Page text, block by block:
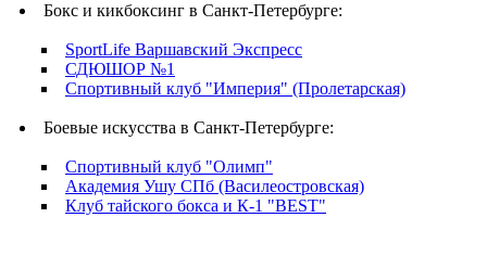
Бокс и кикбоксинг в Санкт-Петербурге:
SportLife Варшавский Экспресс
СДЮШОР №1
Спортивный клуб "Империя" (Пролетарская)
Боевые искусства в Санкт-Петербурге:
Спортивный клуб "Олимп"
Академия Ушу СПб (Василеостровская)
Клуб тайского бокса и К-1 "BEST"